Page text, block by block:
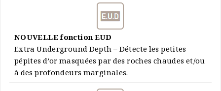
NOUVELLE fonction EUD
Extra Underground Depth – Détecte les petites
pépites d’or masquées par des roches chaudes et/ou
à des profondeurs marginales.